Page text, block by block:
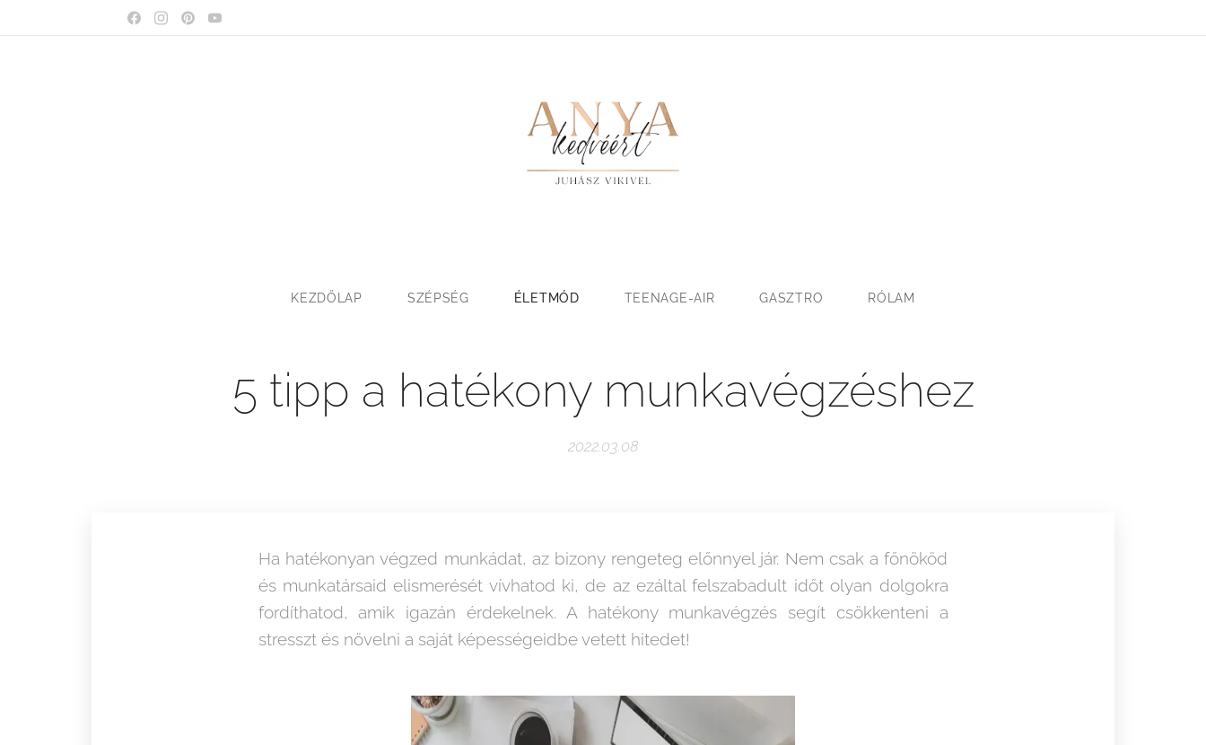
KEZDŐLAP SZÉPSÉG ÉLETMÓD TEENAGE-AIR GASZTRO RÓLAM
5 tipp a hatékony munkavégzéshez
2022.03.08
Ha hatékonyan végzed munkádat, az bizony rengeteg előnnyel jár. Nem csak a főnököd
és munkatársaid elismerését vívhatod ki, de az ezáltal felszabadult időt olyan dolgokra
fordíthatod, amik igazán érdekelnek. A hatékony munkavégzés segít csökkenteni a
stresszt és növelni a saját képességeidbe vetett hitedet!